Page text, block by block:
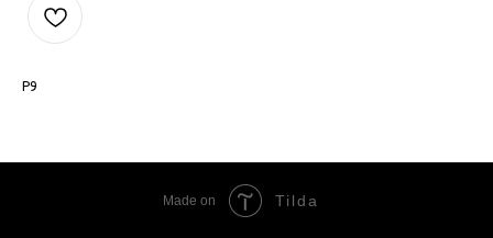
P9
Made on Tilda